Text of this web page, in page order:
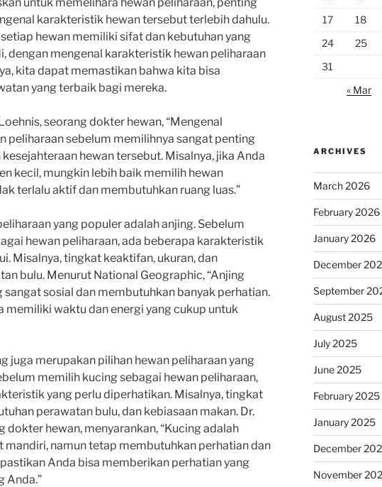
karakteristik hewan tersebut terlebih dahulu.
hewan memiliki sifat dan kebutuhan yang
dengan mengenal karakteristik hewan peliharaan
kita dapat memastikan bahwa kita bisa
yang terbaik bagi mereka.
seorang dokter hewan, “Mengenal
peliharaan sebelum memilihnya sangat penting
hewan tersebut. Misalnya, jika Anda
kecil, mungkin lebih baik memilih hewan
terlalu aktif dan membutuhkan ruang luas.”
yang populer adalah anjing. Sebelum
hewan peliharaan, ada beberapa karakteristik
Misalnya, tingkat keaktifan, ukuran, dan
bulu. Menurut National Geographic, “Anjing
sangat sosial dan membutuhkan banyak perhatian.
memiliki waktu dan energi yang cukup untuk
juga merupakan pilihan hewan peliharaan yang
memilih kucing sebagai hewan peliharaan,
yang perlu diperhatikan. Misalnya, tingkat
perawatan bulu, dan kebiasaan makan. Dr.
dokter hewan, menyarankan, “Kucing adalah
mandiri, namun tetap membutuhkan perhatian dan
pastikan Anda bisa memberikan perhatian yang
Anda.”
17
18
24
25
31
« Mar
ARCHIVES
March 2026
February 2026
January 2026
December
September
August 2025
July 2025
June 2025
February 2025
January 2025
December
November